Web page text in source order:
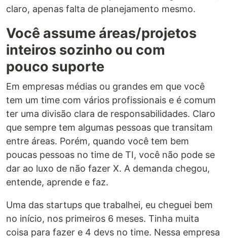
claro, apenas falta de planejamento mesmo.
Você assume áreas/projetos
inteiros sozinho ou com
pouco suporte
Em empresas médias ou grandes em que você
tem um time com vários profissionais e é comum
ter uma divisão clara de responsabilidades. Claro
que sempre tem algumas pessoas que transitam
entre áreas. Porém, quando você tem bem
poucas pessoas no time de TI, você não pode se
dar ao luxo de não fazer X. A demanda chegou,
entende, aprende e faz.
Uma das startups que trabalhei, eu cheguei bem
no início, nos primeiros 6 meses. Tinha muita
coisa para fazer e 4 devs no time. Nessa empresa